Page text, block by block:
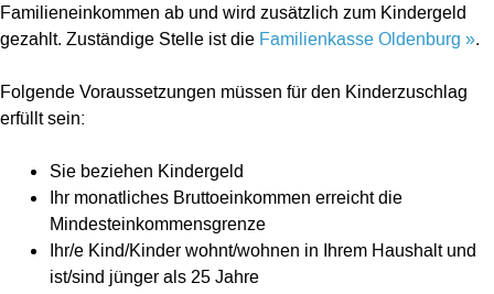
Familieneinkommen ab und wird zusätzlich zum Kindergeld
gezahlt. Zuständige Stelle ist die Familienkasse Oldenburg ».
Folgende Voraussetzungen müssen für den Kinderzuschlag
erfüllt sein:
Sie beziehen Kindergeld
Ihr monatliches Bruttoeinkommen erreicht die
Mindesteinkommensgrenze
Ihr/e Kind/Kinder wohnt/wohnen in Ihrem Haushalt und
ist/sind jünger als 25 Jahre